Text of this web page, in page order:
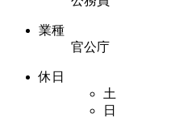
業種
官公庁
休日
土
日